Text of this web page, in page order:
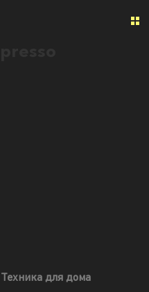
Техника для дома